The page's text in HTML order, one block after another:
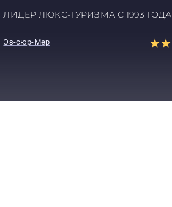
ЛИДЕР ЛЮКС-ТУРИЗМА С 1993 ГОДА
Эз-сюр-Мер